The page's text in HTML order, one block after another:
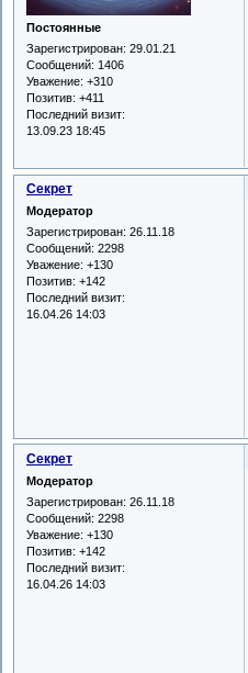
Постоянные
Зарегистрирован: 29.01.21
Сообщений: 1406
Уважение: +310
Позитив: +411
Последний визит:
13.09.23 18:45
Секрет
Модератор
Зарегистрирован: 26.11.18
Сообщений: 2298
Уважение: +130
Позитив: +142
Последний визит:
16.04.26 14:03
Секрет
Модератор
Зарегистрирован: 26.11.18
Сообщений: 2298
Уважение: +130
Позитив: +142
Последний визит:
16.04.26 14:03